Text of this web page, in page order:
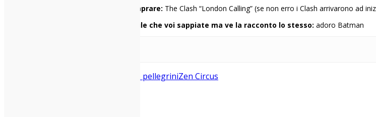
Il primo disco che avrei voluto comprare: The Clash “London Calling” (se non erro i Clash arrivarono ad
Una cosa di me che penso sia inutile che voi sappiate ma ve la racconto lo stesso: adoro Batman
maestro pellegriniZen Circus